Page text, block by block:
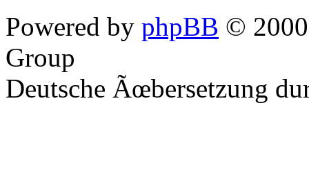
Powered by phpBB ©
Group
Deutsche Ãœbersetzung